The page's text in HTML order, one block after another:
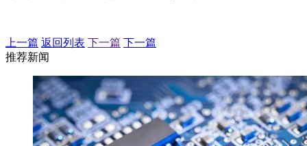
上一篇 返回列表 下一篇 下一篇
推荐新闻